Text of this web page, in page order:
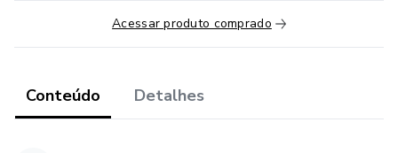
Acessar produto comprado
Conteúdo Detalhes